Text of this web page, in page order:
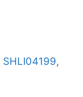
SHLI04199,